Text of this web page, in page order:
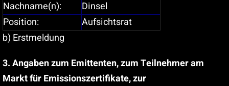
Nachname(n):
Dinsel
Position:
Aufsichtsrat
b) Erstmeldung
3. Angaben zum Emittenten, zum Teilnehmer am
Markt für Emissionszertifikate, zur